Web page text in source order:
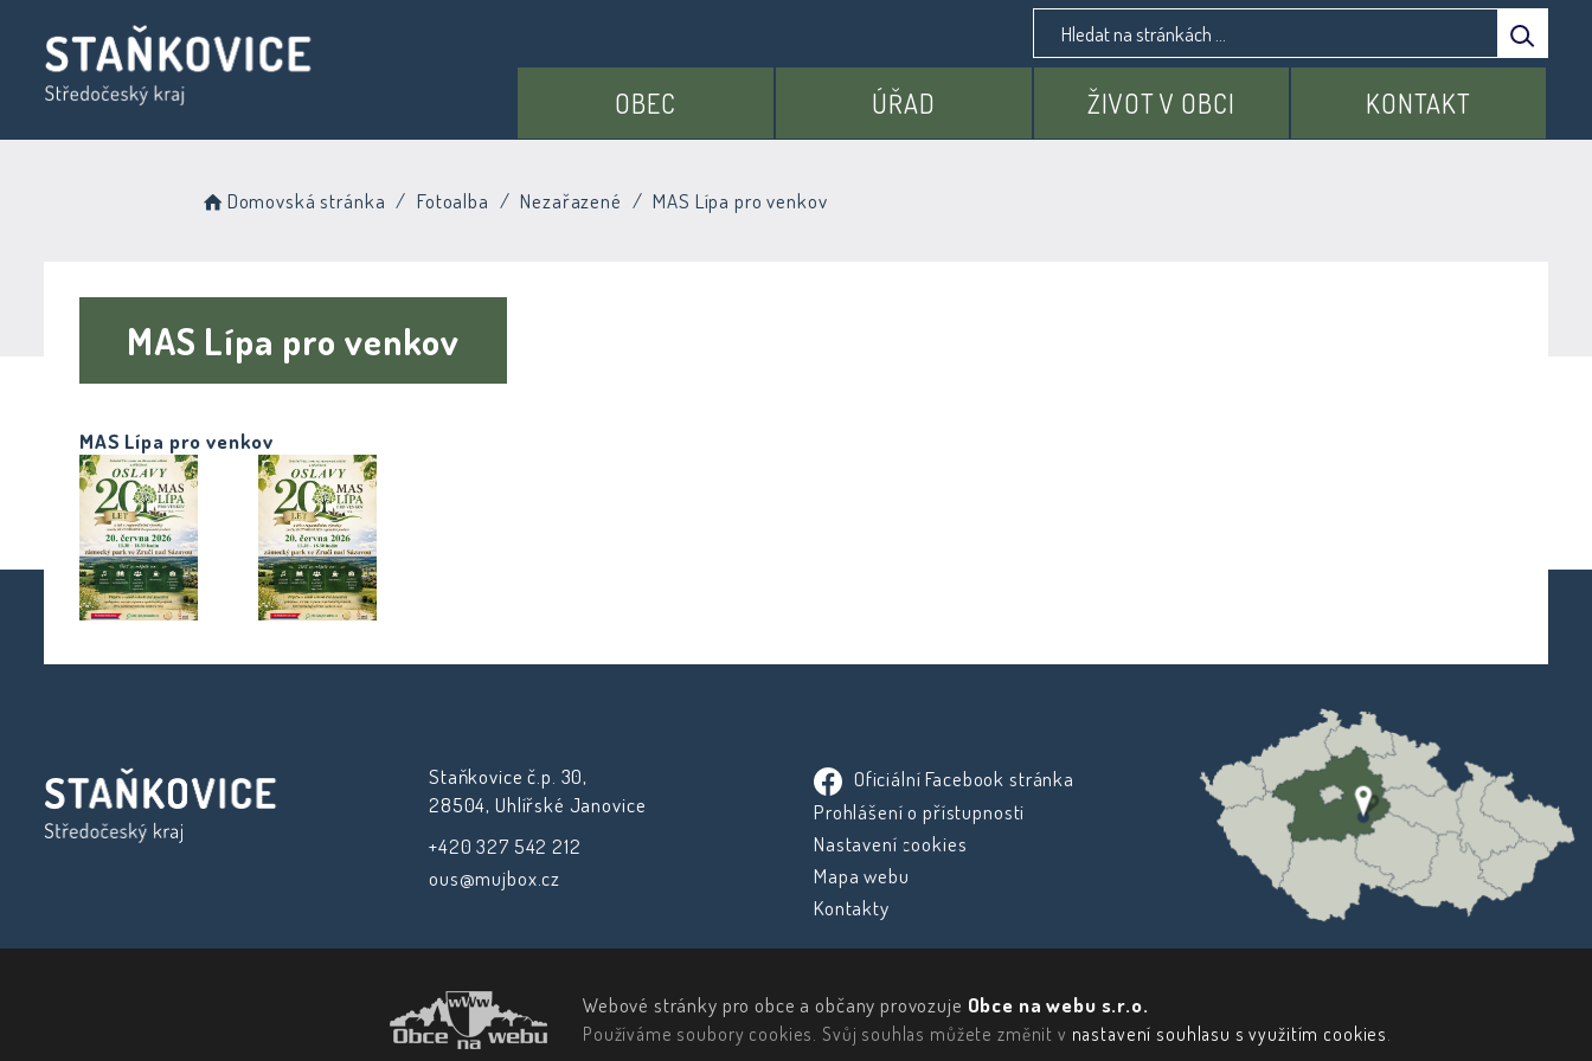
OBEC ÚŘAD ŽIVOT V OBCI KONTAKT
Domovská stránka Fotoalba Nezařazené MAS Lípa pro venkov
MAS Lípa pro venkov
MAS Lípa pro venkov
Staňkovice č.p. 30,
28504, Uhlířské Janovice
+420 327 542 212
ous@mujbox.cz
Oficiální Facebook stránka
Prohlášení o přístupnosti
Nastavení cookies
Mapa webu
Kontakty
Webové stránky pro obce a občany provozuje Obce na webu s.r.o.
Používáme soubory cookies. Svůj souhlas můžete změnit v nastavení souhlasu s využitím cookies